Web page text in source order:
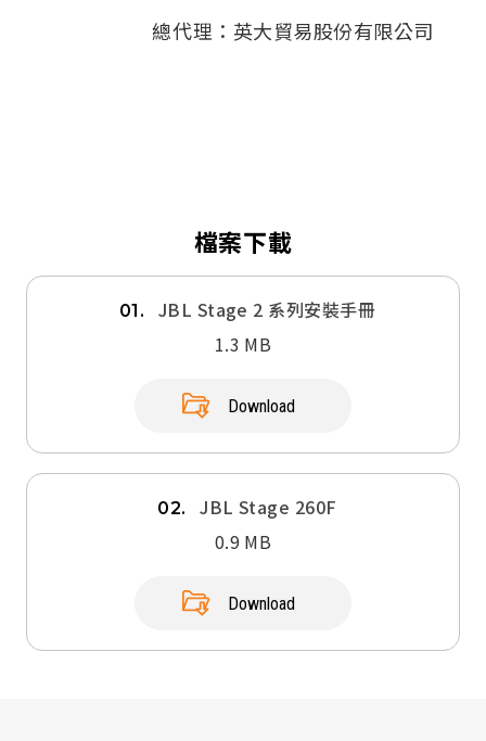
總代理：英大貿易股份有限公司
檔案下載
01.
JBL Stage 2 系列安裝手冊
1.3 MB
Download
02.
JBL Stage 260F
0.9 MB
Download